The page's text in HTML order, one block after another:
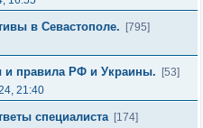
в Севастополе.
[795]
и правила РФ и Украины.
[53]
21:40
специалиста [174]